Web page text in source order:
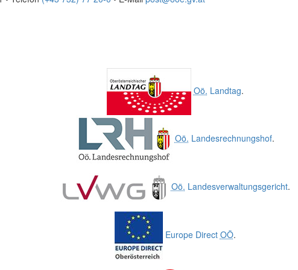
Oö. Landtag.
Oö. Landesrechnungshof.
Oö. Landesverwaltungsgericht.
Europe Direct OÖ.